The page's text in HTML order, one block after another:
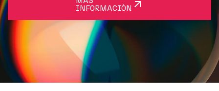
INFORMACIÓN